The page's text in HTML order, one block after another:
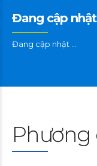
Đang cập
Đang cập nhật …